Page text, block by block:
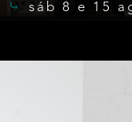
sáb 8 e 15